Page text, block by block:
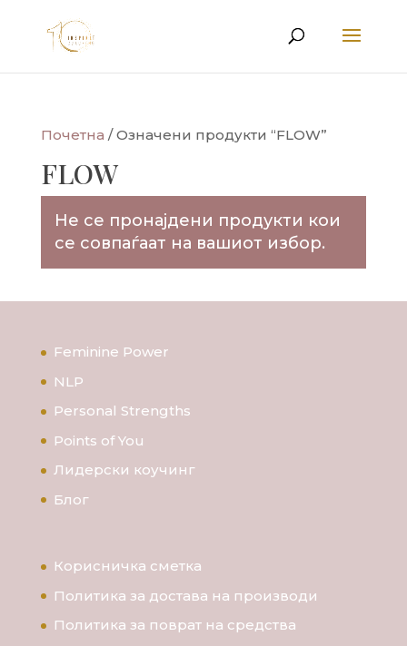
Почетна / Означени продукти “FLOW”
FLOW
Не се пронајдени продукти кои
се совпаѓаат на вашиот избор.
Feminine Power
NLP
Personal Strengths
Points of You
Лидерски коучинг
Блог
Корисничка сметка
Политика за достава на производи
Политика за поврат на средства